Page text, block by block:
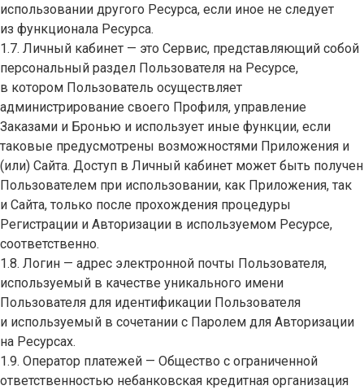
использовании другого Ресурса, если иное не следует
из функционала Ресурса.
1.7. Личный кабинет — это Сервис, представляющий собой
персональный раздел Пользователя на Ресурсе,
в котором Пользователь осуществляет
администрирование своего Профиля, управление
Заказами и Бронью и использует иные функции, если
таковые предусмотрены возможностями Приложения и
(или) Сайта. Доступ в Личный кабинет может быть получен
Пользователем при использовании, как Приложения, так
и Сайта, только после прохождения процедуры
Регистрации и Авторизации в используемом Ресурсе,
соответственно.
1.8. Логин — адрес электронной почты Пользователя,
используемый в качестве уникального имени
Пользователя для идентификации Пользователя
и используемый в сочетании с Паролем для Авторизации
на Ресурсах.
1.9. Оператор платежей — Общество с ограниченной
ответственностью небанковская кредитная организация